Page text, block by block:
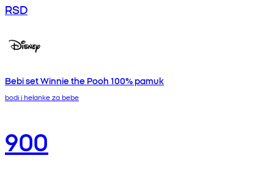
RSD
Bebi set Winnie the Pooh 100% pamuk
bodi i helanke za bebe
900